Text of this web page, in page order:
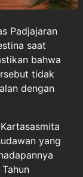
Padjajaran
saat
bahwa
tidak
dengan
yang